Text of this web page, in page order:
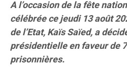
A l’occasion de la fête
célébrée ce jeudi 13 août
de l’Etat, Kaïs Saïed, a
présidentielle en faveur de
prisonnières.